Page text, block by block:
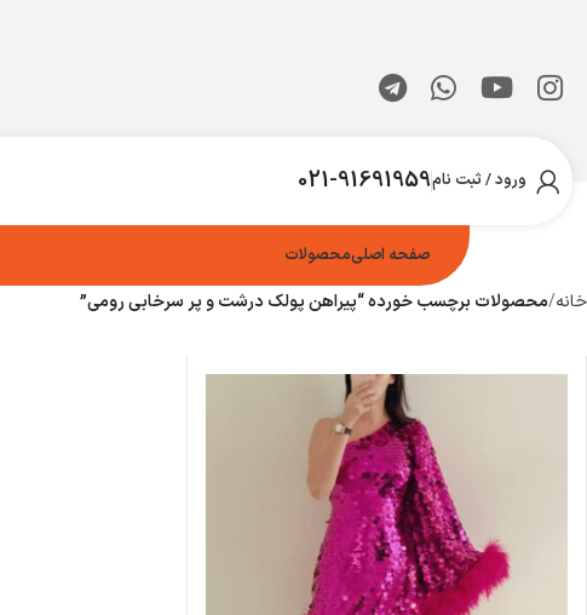
ورود / ثبت نام021-91691959
صفحه اصلیمحصولات
خانه محصولات برچسب خورده “پیراهن پولک درشت و پر سرخابی رومی”